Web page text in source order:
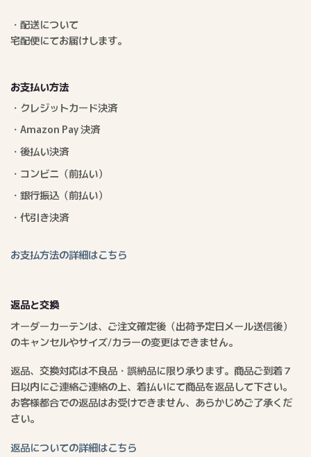
・配送について
宅配便にてお届けします。
お支払い方法
・クレジットカード決済
・Amazon Pay 決済
・後払い決済
・コンビニ（前払い）
・銀行振込（前払い）
・代引き決済
お支払方法の詳細はこちら
返品と交換
オーダーカーテンは、ご注文確定後（出荷予定日メール送信後）
のキャンセルやサイズ/カラーの変更はできません。
返品、交換対応は不良品・誤納品に限り承ります。商品ご到着７
日以内にご連絡ご連絡の上、着払いにて商品を返品して下さい。
お客様都合での返品はお受けできません、あらかじめご了承くだ
さい。
返品についての詳細はこちら